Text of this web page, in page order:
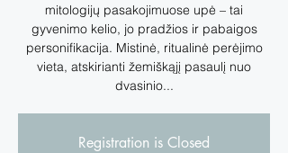
mitologijų pasakojimuose upė – tai
gyvenimo kelio, jo pradžios ir pabaigos
personifikacija. Mistinė, ritualinė perėjimo
vieta, atskirianti žemiškąjį pasaulį nuo
dvasinio...
Registration is Closed